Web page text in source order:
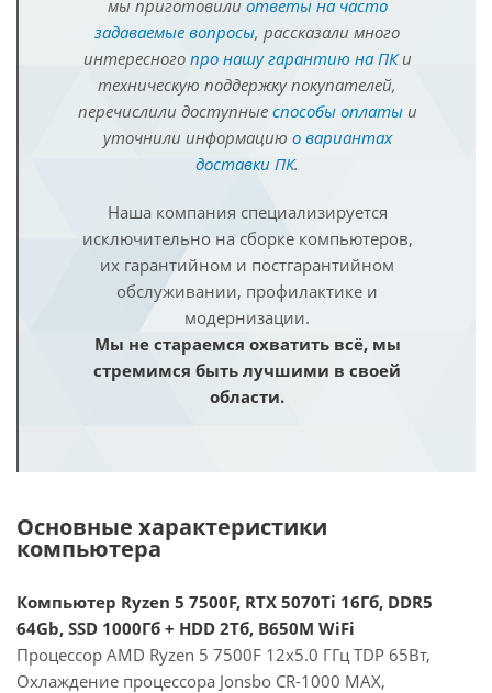
мы приготовили ответы на часто
задаваемые вопросы, рассказали много
интересного про нашу гарантию на ПКи
техническую поддержку покупателей,
перечислили доступные способы оплатыи
уточнили информацию о вариантах
доставки ПК.
Наша компания специализируется
исключительно на сборке компьютеров,
их гарантийном и постгарантийном
обслуживании, профилактике и
модернизации.
Мы не стараемся охватить всё, мы
стремимся быть лучшими в своей
области.
Основные характеристики
компьютера
Компьютер Ryzen 5 7500F, RTX 5070Ti 16Гб, DDR5
64Gb, SSD 1000Гб + HDD 2Тб, B650M WiFi
Процессор AMD Ryzen 5 7500F 12x5.0 ГГц TDP 65Вт,
Охлаждение процессора Jonsbo CR-1000 MAX,